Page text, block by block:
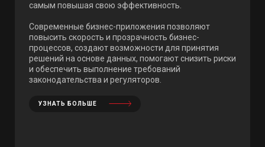
самым повышая свою эффективность.
Современные бизнес-приложения позволяют
повысить скорость и прозрачность бизнес-
процессов, создают возможности для принятия
решений на основе данных, помогают снизить риски
и обеспечить выполнение требований
законодательства и регуляторов.
УЗНАТЬ БОЛЬШЕ